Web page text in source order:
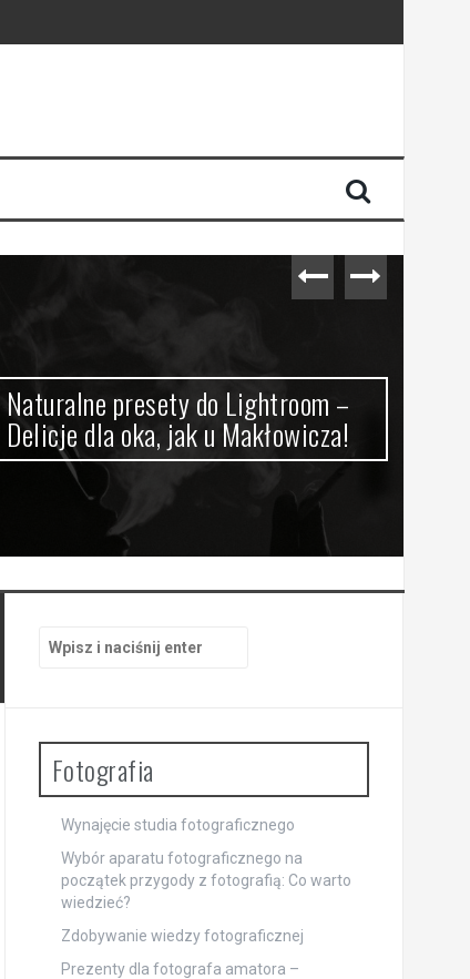
Naturalne presety do Lightroom –
Delicje dla oka, jak u Makłowicza!
Fotografia
Wynajęcie studia fotograficznego
Wybór aparatu fotograficznego na
początek przygody z fotografią: Co warto
wiedzieć?
Zdobywanie wiedzy fotograficznej
Prezenty dla fotografa amatora –